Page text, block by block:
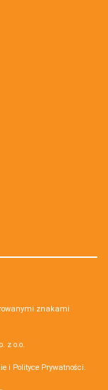
znakami
z o.o.
i Polityce Prywatności.